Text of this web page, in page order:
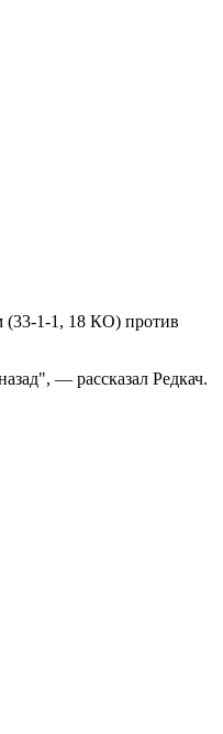
(33-1-1, 18 КО) против
— рассказал Редкач.